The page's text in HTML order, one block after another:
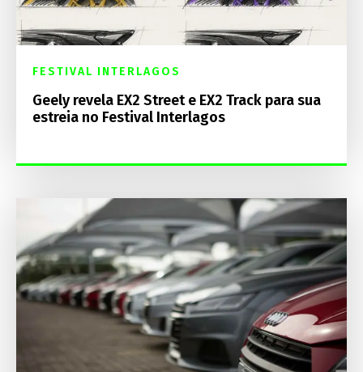
FESTIVAL INTERLAGOS
Geely revela EX2 Street e EX2 Track para sua
estreia no Festival Interlagos